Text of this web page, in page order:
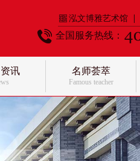
泓文博雅艺术馆
全国服务热线：
讯 名师荟萃
Famous teacher